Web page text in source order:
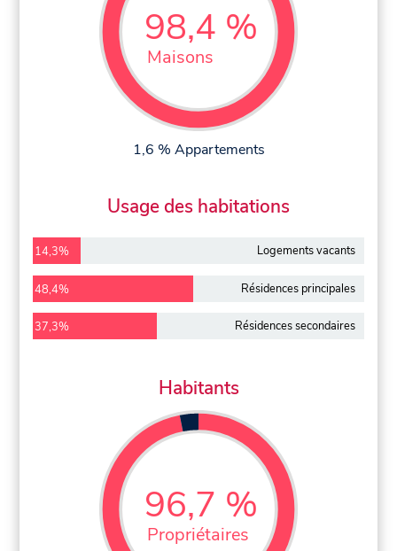
98,4 %
Maisons
1,6 % Appartements
Usage des habitations
14,3% Logements vacants
48,4% Résidences principales
37,3% Résidences secondaires
Habitants
96,7 %
Propriétaires